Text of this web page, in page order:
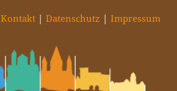
Kontakt Datenschutz Impressum